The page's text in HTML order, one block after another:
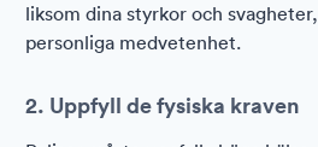
liksom dina styrkor och
personliga medvetenhet.
2. Uppfyll de fysiska kraven